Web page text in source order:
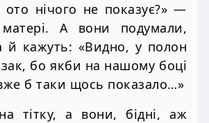
нічого не показує?» —
А вони подумали,
й кажуть: «Видно, у полон
бо якби на нашому боці
б таки щось показало…»
тітку, а вони, бідні, аж